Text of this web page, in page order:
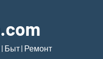
Быт | Ремонт